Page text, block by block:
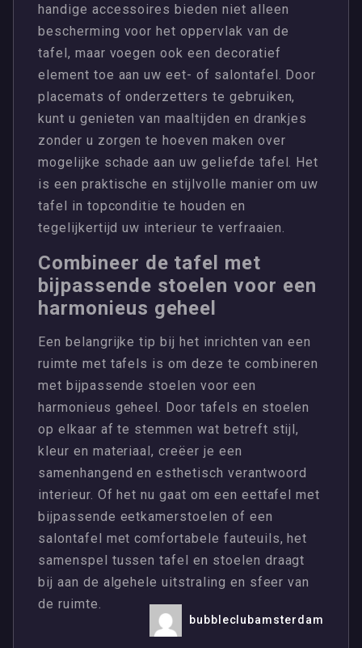
handige accessoires bieden niet alleen
bescherming voor het oppervlak van de
tafel, maar voegen ook een decoratief
element toe aan uw eet- of salontafel. Door
placemats of onderzetters te gebruiken,
kunt u genieten van maaltijden en drankjes
zonder u zorgen te hoeven maken over
mogelijke schade aan uw geliefde tafel. Het
is een praktische en stijlvolle manier om uw
tafel in topconditie te houden en
tegelijkertijd uw interieur te verfraaien.
Combineer de tafel met
bijpassende stoelen voor een
harmonieus geheel
Een belangrijke tip bij het inrichten van een
ruimte met tafels is om deze te combineren
met bijpassende stoelen voor een
harmonieus geheel. Door tafels en stoelen
op elkaar af te stemmen wat betreft stijl,
kleur en materiaal, creëer je een
samenhangend en esthetisch verantwoord
interieur. Of het nu gaat om een eettafel met
bijpassende eetkamerstoelen of een
salontafel met comfortabele fauteuils, het
samenspel tussen tafel en stoelen draagt
bij aan de algehele uitstraling en sfeer van
de ruimte.
bubbleclubamsterdam